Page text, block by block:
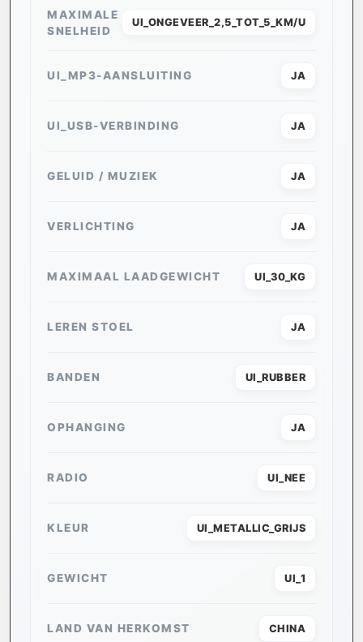
MAXIMALE
SNELHEID
UI_ONGEVEER_2,5_TOT_5_KM/U
UI_MP3-AANSLUITING JA
UI_USB-VERBINDING JA
GELUID / MUZIEK JA
VERLICHTING JA
MAXIMAAL LAADGEWICHT UI_30_KG
LEREN STOEL JA
BANDEN UI_RUBBER
OPHANGING JA
RADIO UI_NEE
KLEUR UI_METALLIC_GRIJS
GEWICHT UI_1
LAND VAN HERKOMST CHINA